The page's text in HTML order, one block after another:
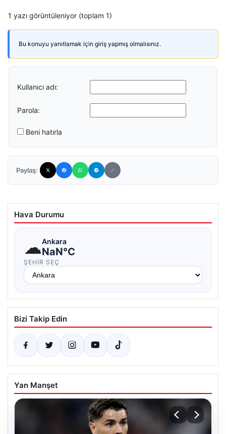
1 yazı görüntüleniyor (toplam 1)
Bu konuyu yanıtlamak için giriş yapmış olmalısınız.
Kullanıcı adı:
Parola:
Beni hatırla
Paylaş:
Hava Durumu
☁Ankara
NaN°C
ŞEHIR SEÇ
Bizi Takip Edin
Yan Manşet